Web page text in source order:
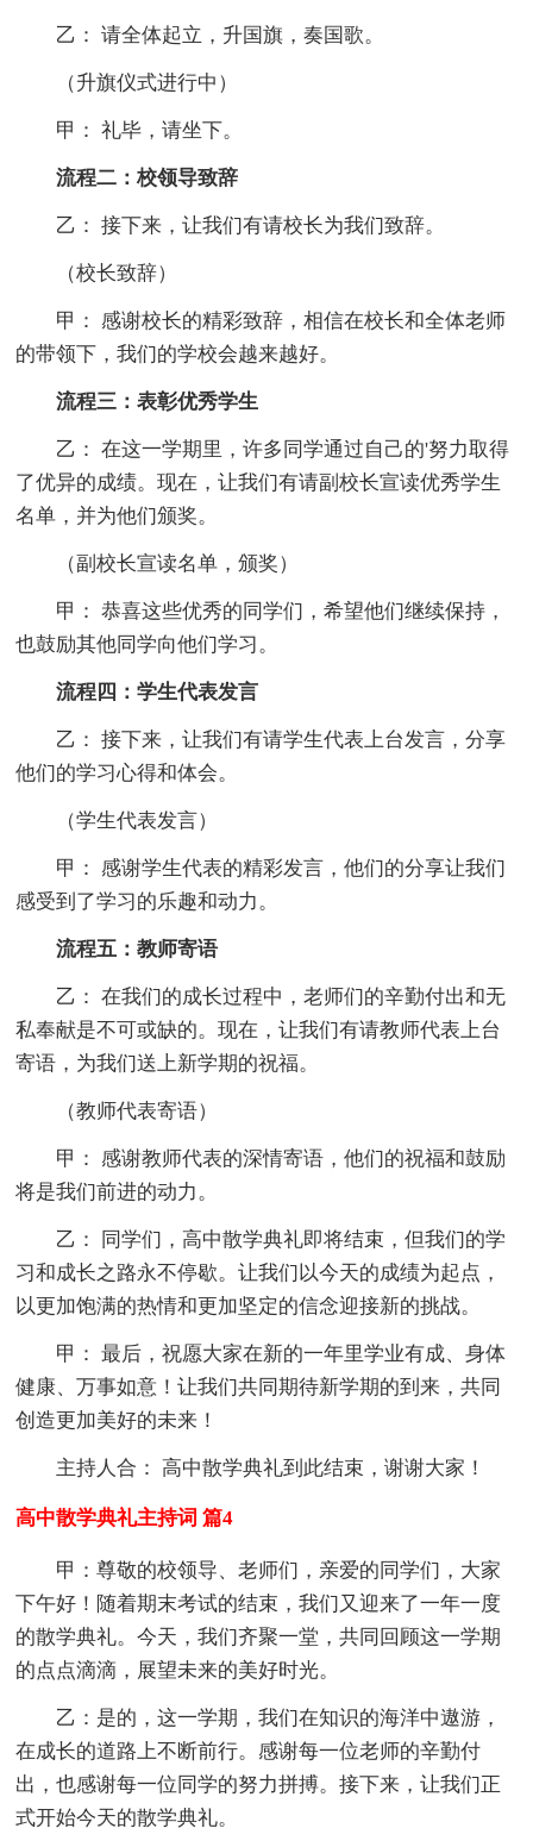
乙： 请全体起立，升国旗，奏国歌。
（升旗仪式进行中）
甲： 礼毕，请坐下。
流程二：校领导致辞
乙： 接下来，让我们有请校长为我们致辞。
（校长致辞）
甲： 感谢校长的精彩致辞，相信在校长和全体老师
的带领下，我们的学校会越来越好。
流程三：表彰优秀学生
乙： 在这一学期里，许多同学通过自己的'努力取得
了优异的成绩。现在，让我们有请副校长宣读优秀学生
名单，并为他们颁奖。
（副校长宣读名单，颁奖）
甲： 恭喜这些优秀的同学们，希望他们继续保持，
也鼓励其他同学向他们学习。
流程四：学生代表发言
乙： 接下来，让我们有请学生代表上台发言，分享
他们的学习心得和体会。
（学生代表发言）
甲： 感谢学生代表的精彩发言，他们的分享让我们
感受到了学习的乐趣和动力。
流程五：教师寄语
乙： 在我们的成长过程中，老师们的辛勤付出和无
私奉献是不可或缺的。现在，让我们有请教师代表上台
寄语，为我们送上新学期的祝福。
（教师代表寄语）
甲： 感谢教师代表的深情寄语，他们的祝福和鼓励
将是我们前进的动力。
乙： 同学们，高中散学典礼即将结束，但我们的学
习和成长之路永不停歇。让我们以今天的成绩为起点，
以更加饱满的热情和更加坚定的信念迎接新的挑战。
甲： 最后，祝愿大家在新的一年里学业有成、身体
健康、万事如意！让我们共同期待新学期的到来，共同
创造更加美好的未来！
主持人合： 高中散学典礼到此结束，谢谢大家！
高中散学典礼主持词 篇4
甲：尊敬的校领导、老师们，亲爱的同学们，大家
下午好！随着期末考试的结束，我们又迎来了一年一度
的散学典礼。今天，我们齐聚一堂，共同回顾这一学期
的点点滴滴，展望未来的美好时光。
乙：是的，这一学期，我们在知识的海洋中遨游，
在成长的道路上不断前行。感谢每一位老师的辛勤付
出，也感谢每一位同学的努力拼搏。接下来，让我们正
式开始今天的散学典礼。